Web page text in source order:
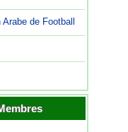
Arabe de Football